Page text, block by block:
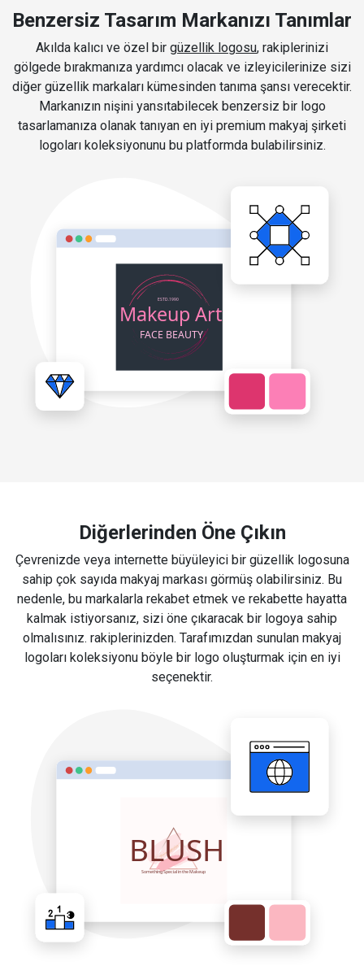
Benzersiz Tasarım Markanızı Tanımlar
Akılda kalıcı ve özel bir güzellik logosu, rakiplerinizi
gölgede bırakmanıza yardımcı olacak ve izleyicilerinize sizi
diğer güzellik markaları kümesinden tanıma şansı verecektir.
Markanızın nişini yansıtabilecek benzersiz bir logo
tasarlamanıza olanak tanıyan en iyi premium makyaj şirketi
logoları koleksiyonunu bu platformda bulabilirsiniz.
Diğerlerinden Öne Çıkın
Çevrenizde veya internette büyüleyici bir güzellik logosuna
sahip çok sayıda makyaj markası görmüş olabilirsiniz. Bu
nedenle, bu markalarla rekabet etmek ve rekabette hayatta
kalmak istiyorsanız, sizi öne çıkaracak bir logoya sahip
olmalısınız. rakiplerinizden. Tarafımızdan sunulan makyaj
logoları koleksiyonu böyle bir logo oluşturmak için en iyi
seçenektir.